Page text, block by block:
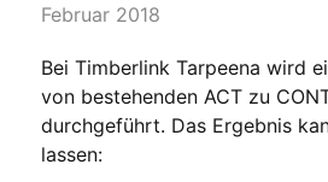
Februar 2018
Bei Timberlink Tarpeena wird
von bestehenden ACT zu
durchgeführt. Das Ergebnis
lassen: